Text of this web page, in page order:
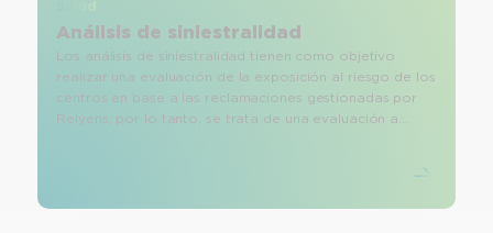
Análisis de siniestralidad
Los análisis de siniestralidad tienen como objetivo
realizar una evaluación de la exposición al riesgo de los
centros en base a las reclamaciones gestionadas por
Relyens, por lo tanto, se trata de una evaluación a